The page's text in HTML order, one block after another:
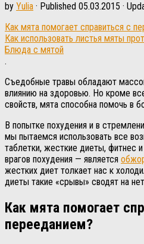
by Yulia · Published 05.03.2015 ·
Как мята помогает справиться с
Как использовать листья мяты
Блюда с мятой
.
Съедобные травы обладают
влиянию на здоровью. Но кроме
свойств, мята способна помочь в
В попытке похудения и в
мы пытаемся использовать все
таблетки, жесткие диеты, фитнес
врагов похудения — является
жестких диет толкает нас к
диеты такие «срывы» сводят на
Как мята помогает
перееданием?